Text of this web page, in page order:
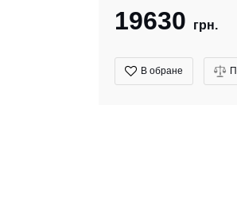
19630 грн.
В обране